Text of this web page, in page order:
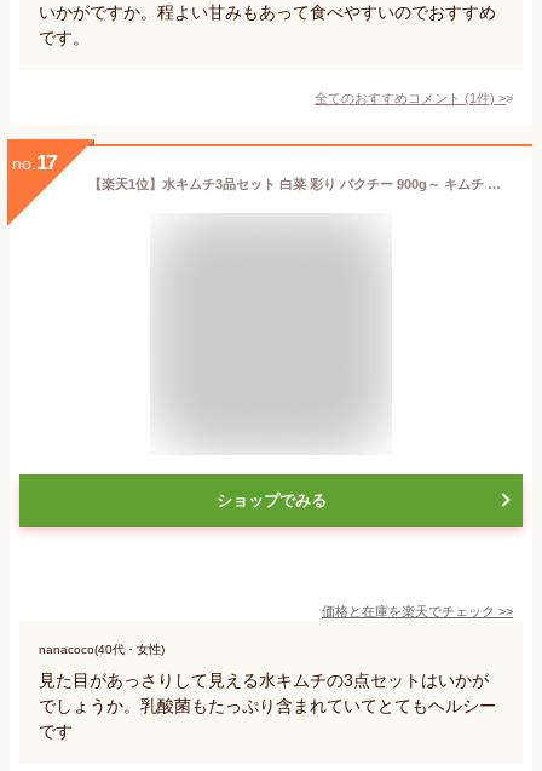
いかがですか。程よい甘みもあって食べやすいのでおすすめ
です。
全てのおすすめコメント (1件) >
no. 17
【楽天1位】水キムチ3品セット 白菜 彩り パクチー 900g～ キムチ 水キムチ 漬物 腸活 乳酸菌 健康志向 発酵食品 韓国 韓国グルメ 手作りキムチ お取り寄せ 韓国料理 韓国食品 ヘルシー 美肌
ショップでみる
価格と在庫を楽天でチェック >>
nanacoco(40代・女性)
見た目があっさりして見える水キムチの3点セットはいかが
でしょうか。乳酸菌もたっぷり含まれていてとてもヘルシー
です